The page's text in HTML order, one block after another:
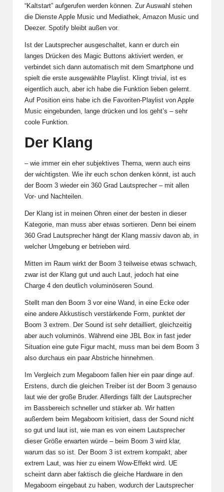
“Kaltstart” aufgerufen werden können. Zur Auswahl stehen
die Dienste Apple Music und Mediathek, Amazon Music und
Deezer. Spotify bleibt außen vor.
Ist der Lautsprecher ausgeschaltet, kann er durch ein
langes Drücken des Magic Buttons aktiviert werden, er
verbindet sich dann automatisch mit dem Smartphone und
spielt die erste ausgewählte Playlist. Klingt trivial, ist es
eigentlich auch, aber ich habe die Funktion lieben gelernt.
Auf Position eins habe ich die Favoriten-Playlist von Apple
Music eingebunden, lange drücken und los geht’s – sehr
coole Funktion.
Der Klang
– wie immer ein eher subjektives Thema, wenn auch eins
der wichtigsten. Wie ihr euch schon denken könnt, ist auch
der Boom 3 wieder ein 360 Grad Lautsprecher – mit allen
Vor- und Nachteilen.
Der Klang ist in meinen Ohren einer der besten in dieser
Kategorie, man muss aber etwas sortieren. Denn bei einem
360 Grad Lautsprecher hängt der Klang massiv davon ab, in
welcher Umgebung er betrieben wird.
Mitten im Raum wirkt der Boom 3 teilweise etwas schwach,
zwar ist der Klang gut und auch Laut, jedoch hat eine
Charge 4 den deutlich voluminöseren Sound.
Stellt man den Boom 3 vor eine Wand, in eine Ecke oder
eine andere Akkustisch verstärkende Form, punktet der
Boom 3 extrem. Der Sound ist sehr detailliert, gleichzeitig
aber auch voluminös. Während eine JBL Box in fast jeder
Situation eine gute Figur macht, muss man bei dem Boom 3
also durchaus ein paar Abstriche hinnehmen.
Im Vergleich zum Megaboom fallen hier ein paar dinge auf.
Erstens, durch die gleichen Treiber ist der Boom 3 genauso
laut wie der große Bruder. Allerdings fällt der Lautsprecher
im Bassbereich schneller und stärker ab. Wir hatten
außerdem beim Megaboom kritisiert, dass der Sound nicht
so gut und laut ist, wie man es von einem Lautsprecher
dieser Größe erwarten würde – beim Boom 3 wird klar,
warum das so ist. Der Boom 3 ist extrem kompakt, aber
extrem Laut, was hier zu einem Wow-Effekt wird. UE
scheint dann aber faktisch die gleiche Hardware in den
Megaboom eingebaut zu haben, wodurch der Lautsprecher